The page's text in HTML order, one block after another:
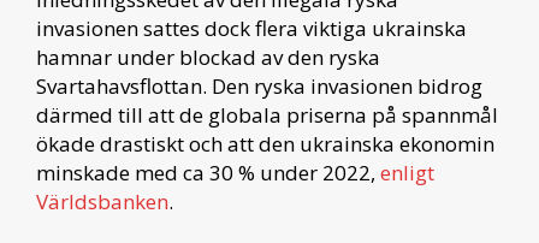
invasionen sattes dock flera viktiga ukrainska
hamnar under blockad av den ryska
Svartahavsflottan. Den ryska invasionen bidrog
därmed till att de globala priserna på spannmål
ökade drastiskt och att den ukrainska ekonomin
minskade med ca 30 % under 2022, enligt
Världsbanken.